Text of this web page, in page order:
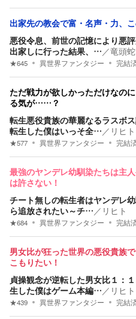
出家先の教会で富・名声・力、
悪役令息、前世の記憶により悪
出家しに行った結果、… ／竜頭蛇
★645 異世界ファンタジー 完結
ただ戦力が欲しかっただけなの
る気が……？
転生悪役貴族の華麗なるラスボ
転生した僕はいっそ全… ／ リヒト
★577 異世界ファンタジー 完結
最強のヤンデレ幼馴染たちは主
は許さない！
チート無しの転生者はヤンデレ
ら追放されたい～チ… ／ リヒト
★684 異世界ファンタジー 完結
男女比が狂った世界の悪役貴族
こもりたい！
貞操観念が逆転した男女比１：
生した僕はゲーム本編… ／ リヒト
★439 異世界ファンタジー 完結